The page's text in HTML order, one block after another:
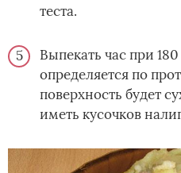
теста.
Выпекать час при
определяется по
поверхность будет
иметь кусочков